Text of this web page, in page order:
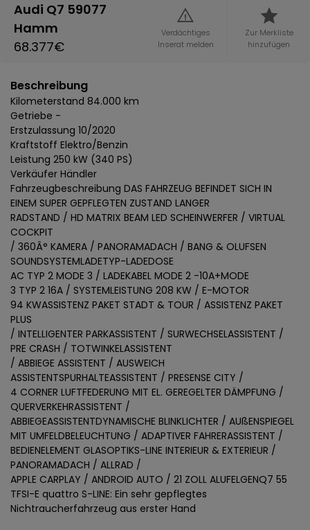
Audi Q7 59077
Hamm
68.377€
Verdächtiges
Inserat melden
Zur Merkliste
hinzufügen
Beschreibung
Kilometerstand 84.000 km
Getriebe -
Erstzulassung 10/2020
Kraftstoff Elektro/Benzin
Leistung 250 kW (340 PS)
Verkäufer Händler
Fahrzeugbeschreibung DAS FAHRZEUG BEFINDET SICH IN
EINEM SUPER GEPFLEGTEN ZUSTAND LANGER
RADSTAND / HD MATRIX BEAM LED SCHEINWERFER / VIRTUAL
COCKPIT
/ 360Â° KAMERA / PANORAMADACH / BANG & OLUFSEN
SOUNDSYSTEMLADETYP-LADEDOSE
AC TYP 2 MODE 3 / LADEKABEL MODE 2 -10A+MODE
3 TYP 2 16A / SYSTEMLEISTUNG 208 KW / E-MOTOR
94 KWASSISTENZ PAKET STADT & TOUR / ASSISTENZ PAKET
PLUS
/ INTELLIGENTER PARKASSISTENT / SURWECHSELASSISTENT /
PRE CRASH / TOTWINKELASSISTENT
/ ABBIEGE ASSISTENT / AUSWEICH
ASSISTENTSPURHALTEASSISTENT / PRESENSE CITY /
4 CORNER LUFTFEDERUNG MIT EL. GEREGELTER DÄMPFUNG /
QUERVERKEHRASSISTENT /
ABBIEGEASSISTENTDYNAMISCHE BLINKLICHTER / AUßENSPIEGEL
MIT UMFELDBELEUCHTUNG / ADAPTIVER FAHRERASSISTENT /
BEDIENELEMENT GLASOPTIKS-LINE INTERIEUR & EXTERIEUR /
PANORAMADACH / ALLRAD /
APPLE CARPLAY / ANDROID AUTO / 21 ZOLL ALUFELGENQ7 55
TFSI-E quattro S-LINE: Ein sehr gepflegtes
Nichtraucherfahrzeug aus erster Hand